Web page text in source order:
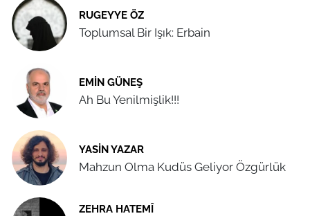
RUGEYYE ÖZ
Toplumsal Bir Işık: Erbain
EMIN GÜNEŞ
Ah Bu Yenilmişlik!!!
YASIN YAZAR
Mahzun Olma Kudüs Geliyor Özgürlük
ZEHRA HATEMÎ